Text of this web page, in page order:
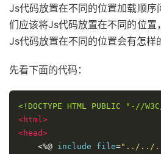
Js代码放置在不同的位置加载顺序
们应该将Js代码放置在不同的位置
Js代码放置在不同的位置会有怎样
先看下面的代码：
<!DOCTYPE HTML PUBLIC "-//
<html>
<head>
<%@ include file="../../../